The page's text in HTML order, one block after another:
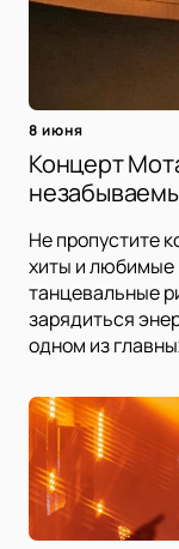
8 июня
Концерт
Не пропустите
хиты и любимые
танцевальные
зарядиться
одном из